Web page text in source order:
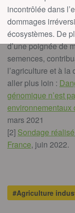
incontrôlée dans
dommages
écosystèmes. De
d’une poignée de
semences,
l’agriculture et à
aller plus loin :
génomique n’est
environnementaux
mars 2021
[2] Sondage
France, juin 2022.
#Agriculture